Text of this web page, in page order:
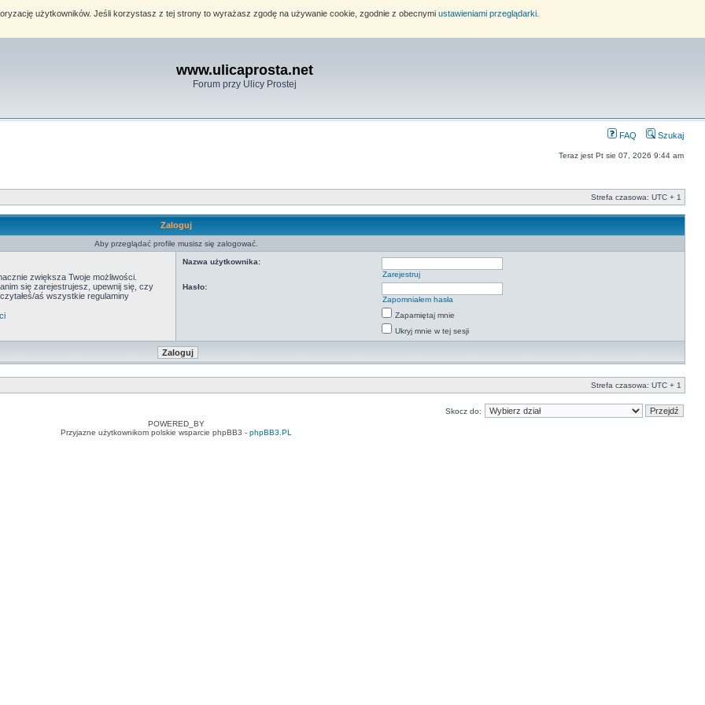
użytkowników. Jeśli korzystasz z tej strony to wyrażasz zgodę na używanie cookie, zgodnie z obecnymi ustawieniami przeglądarki.
www.ulicaprosta.net
Forum przy Ulicy Prostej
FAQ Szukaj
Teraz jest Pt sie 07, 2026 9:44 am
Strefa czasowa: UTC + 1
Zaloguj
Aby przeglądać profile musisz się zalogować.
zwiększa Twoje możliwości.
się zarejestrujesz, upewnij się, czy
aś wszystkie regulaminy
Nazwa użytkownika:
Zarejestruj
Hasło:
Zapomniałem hasła
Zapamiętaj mnie
Ukryj mnie w tej sesji
Strefa czasowa: UTC + 1
Skocz do:
POWERED_BY
Przyjazne użytkownikom polskie wsparcie phpBB3 - phpBB3.PL